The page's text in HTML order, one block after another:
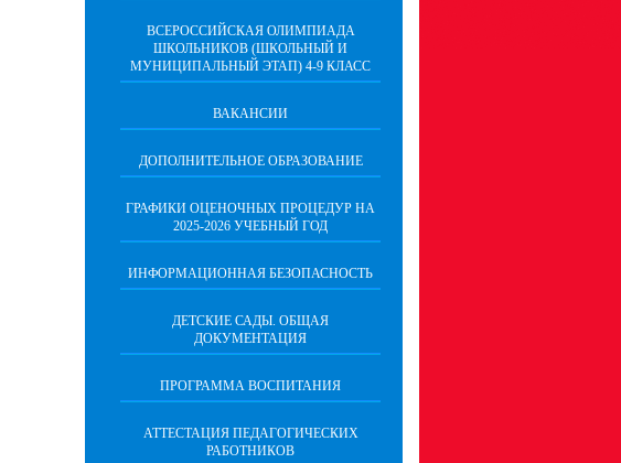
ВСЕРОССИЙСКАЯ ОЛИМПИАДА
ШКОЛЬНИКОВ (ШКОЛЬНЫЙ И
МУНИЦИПАЛЬНЫЙ ЭТАП) 4-9 КЛАСС
ВАКАНСИИ
ДОПОЛНИТЕЛЬНОЕ ОБРАЗОВАНИЕ
ГРАФИКИ ОЦЕНОЧНЫХ ПРОЦЕДУР НА
2025-2026 УЧЕБНЫЙ ГОД
ИНФОРМАЦИОННАЯ БЕЗОПАСНОСТЬ
ДЕТСКИЕ САДЫ. ОБЩАЯ
ДОКУМЕНТАЦИЯ
ПРОГРАММА ВОСПИТАНИЯ
АТТЕСТАЦИЯ ПЕДАГОГИЧЕСКИХ
РАБОТНИКОВ